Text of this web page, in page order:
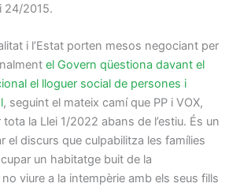
24/2015.
i l’Estat porten mesos negociant per
el Govern qüestiona davant el
el lloguer social de persones i
, seguint el mateix camí que PP i VOX,
la Llei 1/2022 abans de l’estiu. És un
el discurs que culpabilitza les famílies
un habitatge buit de la
viure a la intempèrie amb els seus fills